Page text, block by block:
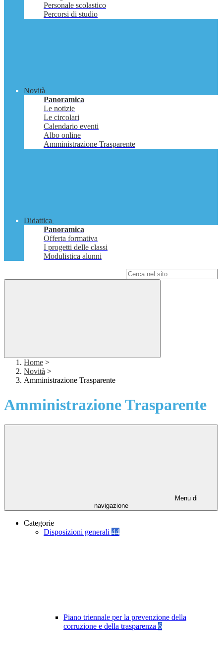
Personale scolastico
Percorsi di studio
Novità
Panoramica
Le notizie
Le circolari
Calendario eventi
Albo online
Amministrazione Trasparente
Didattica
Panoramica
Offerta formativa
I progetti delle classi
Modulistica alunni
Home >
Novità >
Amministrazione Trasparente
Amministrazione Trasparente
Menu di
navigazione
Categorie
Disposizioni generali 44
Piano triennale per la prevenzione della
corruzione e della trasparenza 6